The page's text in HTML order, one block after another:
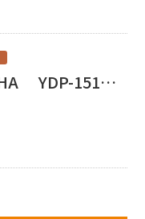
YAMAHA YDP-151買取させて頂きました！